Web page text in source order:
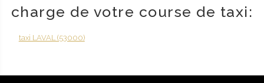
charge de votre course de taxi:
taxi LAVAL (53000)